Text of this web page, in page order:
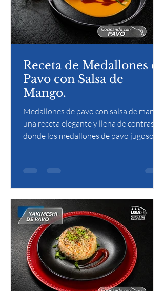
Receta de Medallones de
Pavo con Salsa de
Mango.
Medallones de pavo con salsa de mango:
una receta elegante y llena de contraste
donde los medallones de pavo jugosos
dulce y ligeramente cítrica, logrando un
equilibrio perfecto entre frescura y